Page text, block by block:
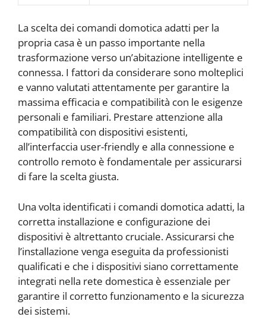
La scelta dei comandi domotica adatti per la
propria casa è un passo importante nella
trasformazione verso un’abitazione intelligente e
connessa. I fattori da considerare sono molteplici
e vanno valutati attentamente per garantire la
massima efficacia e compatibilità con le esigenze
personali e familiari. Prestare attenzione alla
compatibilità con dispositivi esistenti,
all’interfaccia user-friendly e alla connessione e
controllo remoto è fondamentale per assicurarsi
di fare la scelta giusta.
Una volta identificati i comandi domotica adatti, la
corretta installazione e configurazione dei
dispositivi è altrettanto cruciale. Assicurarsi che
l’installazione venga eseguita da professionisti
qualificati e che i dispositivi siano correttamente
integrati nella rete domestica è essenziale per
garantire il corretto funzionamento e la sicurezza
dei sistemi.